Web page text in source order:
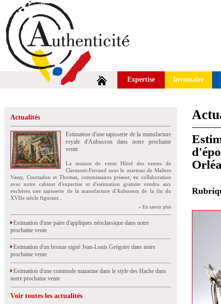
Expertise Inventaire
Actualités
Estimation d'une tapisserie de la manufacture
royale d'Aubusson dans notre prochaine
vente
La maison de vente Hôtel des ventes de
Clermont-Ferrand sous le marteau de Maîtres
Vassy, Courtadon et Thomas, commissaires priseur, en collaboration
avec notre cabinet d'expertise et d'estimation gratuite vendra aux
enchères une tapisserie de la manufacture d'Aubusson de la fin du
XVIIe siècle figurant...
» En savoir plus
Estimation d'une paire d'appliques néoclassique dans notre
prochaine vente
Estimation d'un bronze signé Jean-Louis Grégoire dans notre
prochaine vente
Estimation d'une commode mazarine dans le style des Hache dans
notre prochaine vente
Voir toutes les actualités